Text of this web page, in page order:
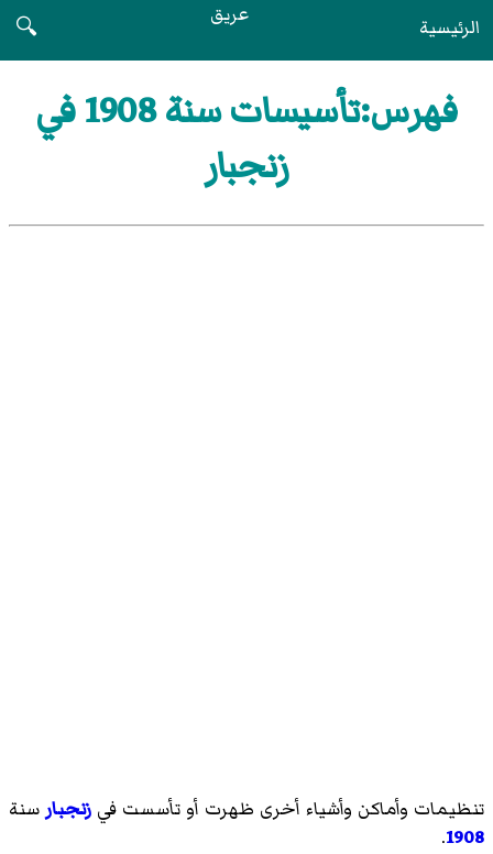
الرئيسية عريق
🔍
فهرس:تأسيسات سنة 1908 في
زنجبار
تنظيمات وأماكن وأشياء أخرى ظهرت أو تأسست في زنجبارسنة
1908
.